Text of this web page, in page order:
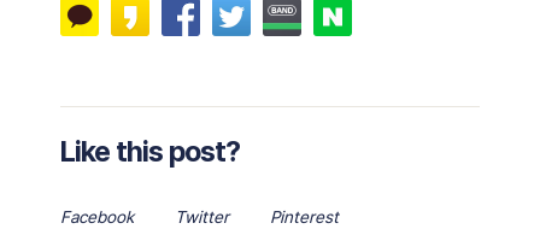
Like this post?
Facebook Twitter Pinterest